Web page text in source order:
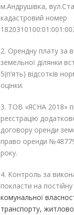
м.Андрушівка,
кадастровий номер
2. Орендну плату за
земельної ділянки
5(п’ять) відсотків
оцінки.
3. ТОВ «ЯСНА 2018»
реєстрацію
договору оренди
право оренди
року.
4. Контроль за
покласти на постійну
комунальної
транспорту,